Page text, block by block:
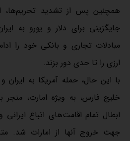
همچنین پس از تشدید تحریم‌ها،
جایگزینی برای دلار و یورو به
مبادلات تجاری و بانکی خود را
ارزی را تا حدی دور بزند.
با این حال، حمله آمریکا به ایران
خلیج فارس، به ویژه امارت، منجر
ابطال تمام اقامت‌های اتباع
جهت خروج آنها از امارات شد.